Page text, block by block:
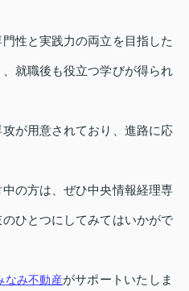
性と実践力の両立を目指した
就職後も役立つ学びが得られ
が用意されており、進路に応
の方は、ぜひ中央情報経理専
ひとつにしてみてはいかがで
なみ不動産がサポートいたしま